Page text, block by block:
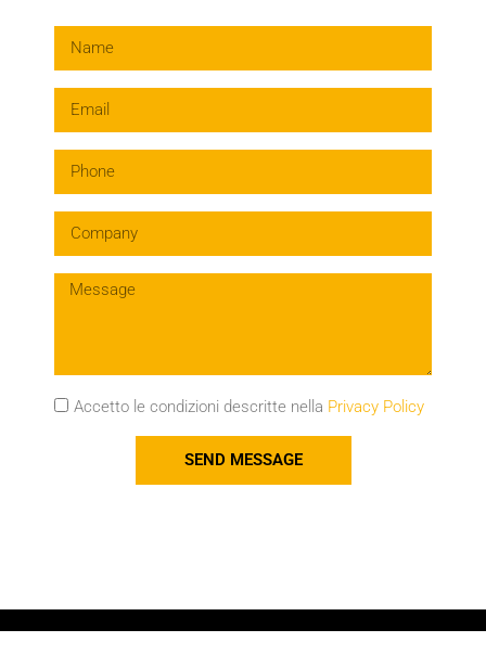
Accetto le condizioni descritte nella Privacy Policy
SEND MESSAGE